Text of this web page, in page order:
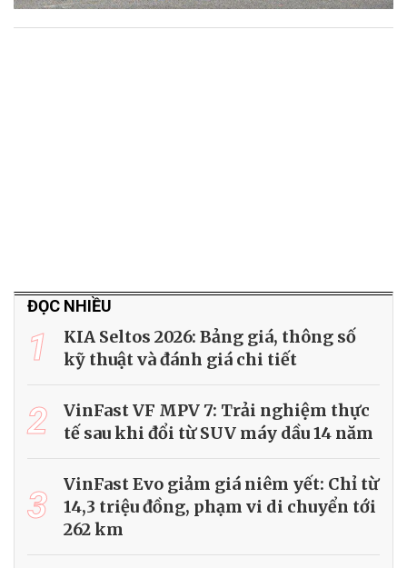
ĐỌC NHIỀU
1
KIA Seltos 2026: Bảng giá, thông số
kỹ thuật và đánh giá chi tiết
2
VinFast VF MPV 7: Trải nghiệm thực
tế sau khi đổi từ SUV máy dầu 14 năm
3
VinFast Evo giảm giá niêm yết: Chỉ từ
14,3 triệu đồng, phạm vi di chuyển tới
262 km